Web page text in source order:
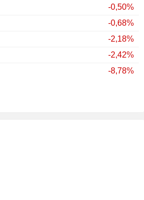
-0,50%
-0,68%
-2,18%
-2,42%
-8,78%